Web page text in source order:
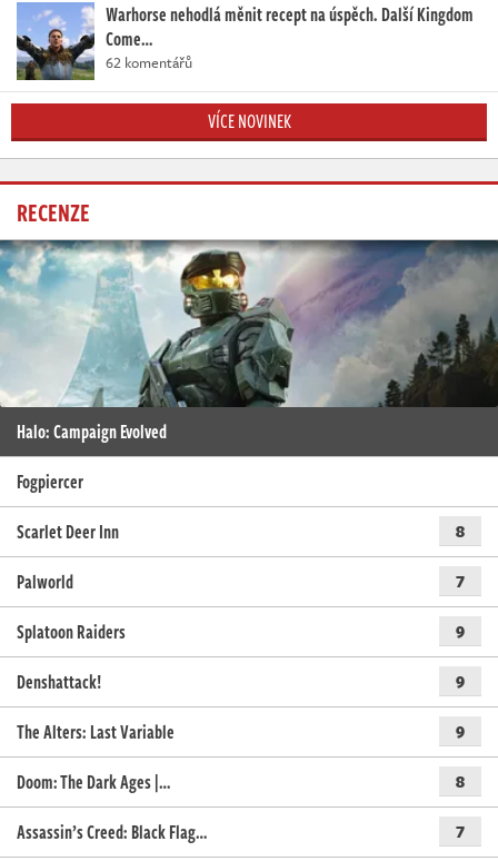
Warhorse nehodlá měnit recept na úspěch. Další Kingdom
Come…
62 komentářů
VÍCE NOVINEK
RECENZE
Halo: Campaign Evolved
Fogpiercer
Scarlet Deer Inn
8
Palworld 7
Splatoon Raiders 9
Denshattack! 9
The Alters: Last Variable 9
Doom: The Dark Ages |… 8
Assassin’s Creed: Black Flag… 7